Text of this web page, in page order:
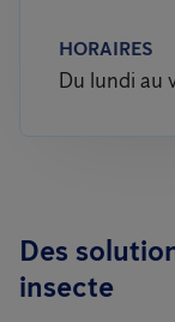
HORAIRES
Du lundi au
Des
insecte